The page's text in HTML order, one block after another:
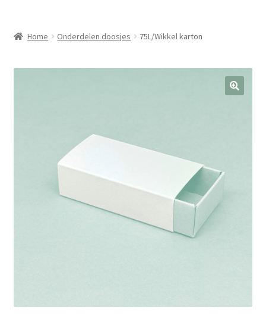
Home Onderdelen doosjes 75L/Wikkel karton